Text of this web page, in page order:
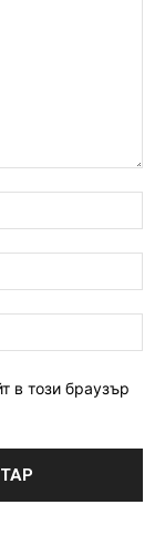
в този браузър